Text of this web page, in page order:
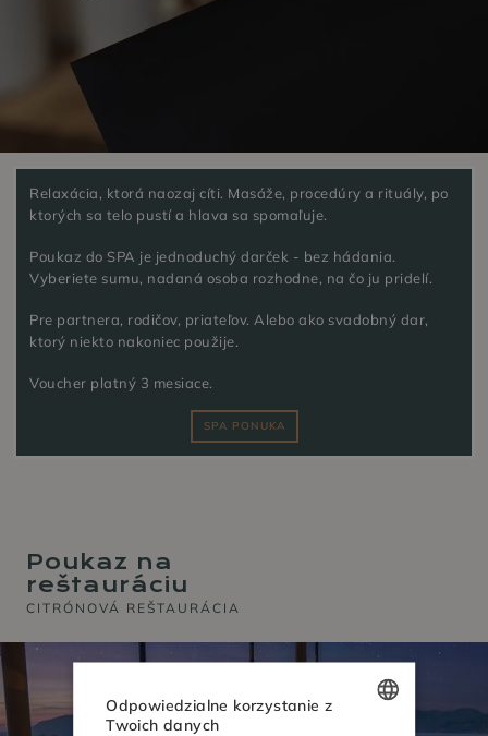
Relaxácia, ktorá naozaj cíti. Masáže, procedúry a rituály, po
ktorých sa telo pustí a hlava sa spomaľuje.
Poukaz do SPA je jednoduchý darček - bez hádania.
Vyberiete sumu, nadaná osoba rozhodne, na čo ju pridelí.
Pre partnera, rodičov, priateľov. Alebo ako svadobný dar,
ktorý niekto nakoniec použije.
Voucher platný 3 mesiace.
SPA PONUKA
Poukaz na
reštauráciu
CITRÓNOVÁ REŠTAURÁCIA
Odpowiedzialne korzystanie z
Twoich danych